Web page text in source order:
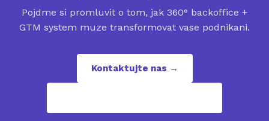
Pojdme si promluvit o tom, jak 360° backoffice +
GTM system muze transformovat vase podnikani.
Kontaktujte nas →